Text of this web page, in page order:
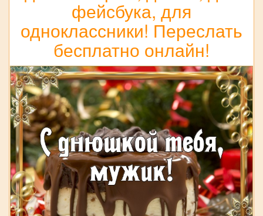
фейсбука, для
одноклассники! Переслать
бесплатно онлайн!